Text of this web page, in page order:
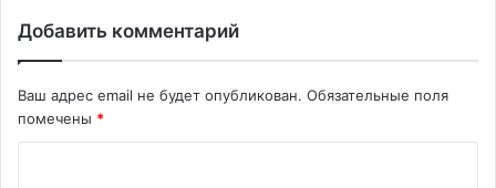
Добавить комментарий
Ваш адрес email не будет опубликован. Обязательные поля
помечены *